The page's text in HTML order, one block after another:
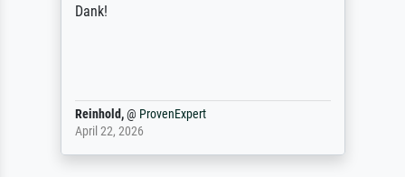
Dank!
Reinhold,@ ProvenExpert
April 22, 2026